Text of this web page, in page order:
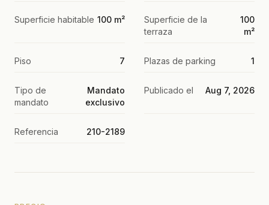
Superficie habitable 100 m²
Superficie de la
terraza
100
m²
Piso 7 Plazas de parking 1
Tipo de
mandato
Mandato
exclusivo
Publicado el Aug 7, 2026
Referencia 210-2189